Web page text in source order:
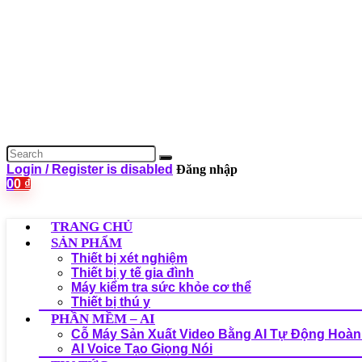
Login / Register is disabled Đăng nhập
00 ₫
TRANG CHỦ
SẢN PHẨM
Thiết bị xét nghiệm
Thiết bị y tế gia đình
Máy kiểm tra sức khỏe cơ thể
Thiết bị thú y
PHẦN MỀM – AI
Cỗ Máy Sản Xuất Video Bằng AI Tự Động
AI Voice Tạo Giọng Nói